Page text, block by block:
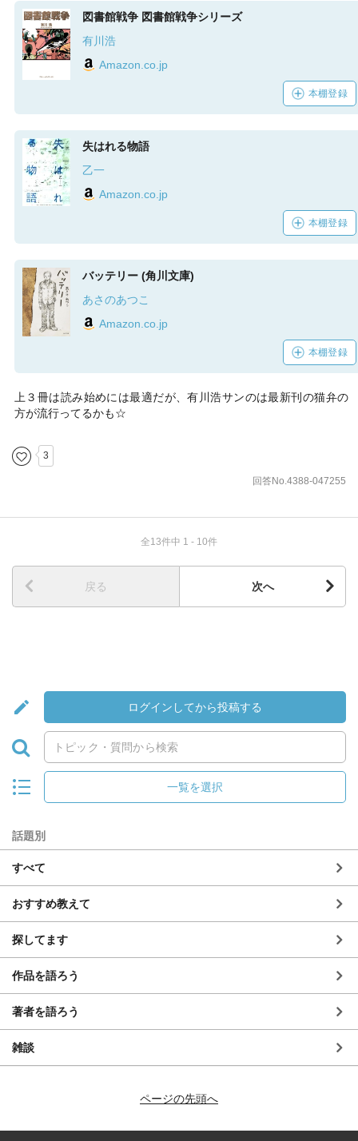
図書館戦争 図書館戦争シリーズ
有川浩
Amazon.co.jp
本棚登録
失はれる物語
乙一
Amazon.co.jp
本棚登録
バッテリー (角川文庫)
あさのあつこ
Amazon.co.jp
本棚登録
上３冊は読み始めには最適だが、有川浩サンのは最新刊の猫弁の
方が流行ってるかも☆
3
回答No.4388-047255
全13件中 1 - 10件
戻る 次へ
ログインしてから投稿する
一覧を選択
話題別
すべて
おすすめ教えて
探してます
作品を語ろう
著者を語ろう
雑談
ページの先頭へ